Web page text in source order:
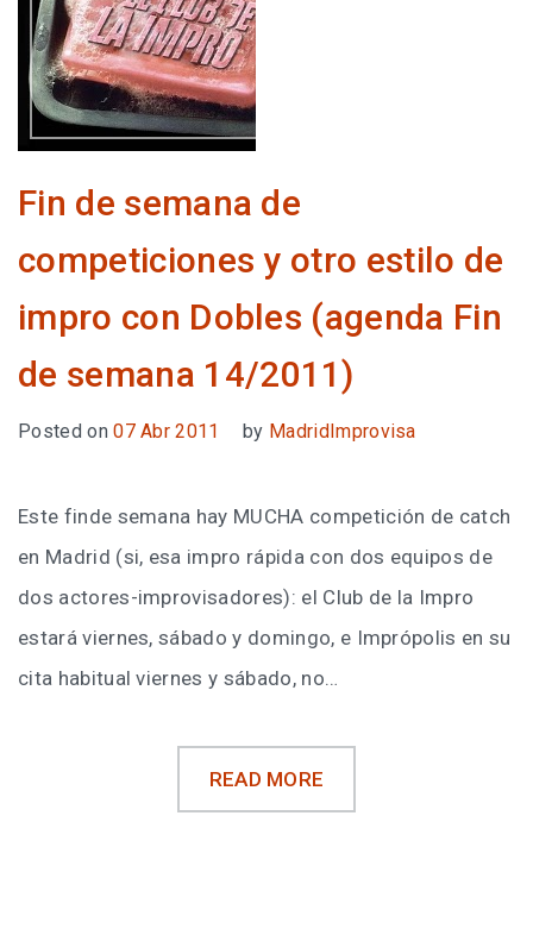
Fin de semana de
competiciones y otro estilo de
impro con Dobles (agenda Fin
de semana 14/2011)
Posted on07 Abr 2011 by MadridImprovisa
Este finde semana hay MUCHA competición de catch
en Madrid (si, esa impro rápida con dos equipos de
dos actores-improvisadores): el Club de la Impro
estará viernes, sábado y domingo, e Imprópolis en su
cita habitual viernes y sábado, no…
READ MORE